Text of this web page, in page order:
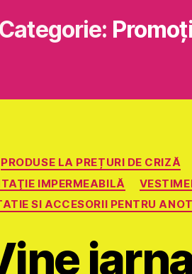
Categorie:
Categorii
PRODUSE LA PREȚURI DE CRIZĂ
IMPERMEABILĂ
SI ACCESORII PENTRU